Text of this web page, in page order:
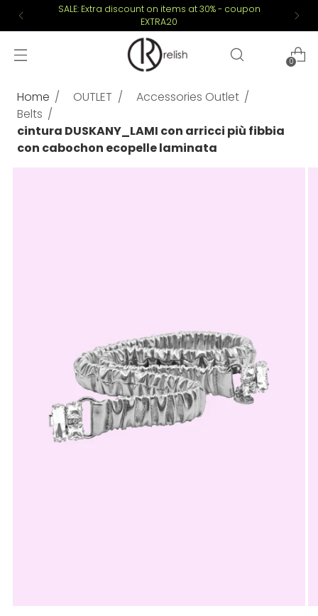
SALE: Extra discount on items at 30% - coupon
EXTRA20
0
Home OUTLET
Accessories Outlet
Belts
cintura DUSKANY_LAMI con arricci più fibbia
con cabochon ecopelle laminata